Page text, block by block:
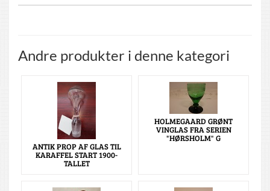
Andre produkter i denne kategori
ANTIK PROP AF GLAS TIL
KARAFFEL START 1900-
TALLET
HOLMEGAARD GRØNT
VINGLAS FRA SERIEN
"HØRSHOLM" G